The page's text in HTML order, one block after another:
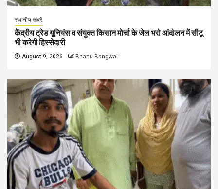
स्थानीय खबरें
केंद्रीय ट्रेड यूनियंस व संयुक्त किसान मोर्चा के जेल भरो आंदोलन में सीटू
भी करेगी हिस्सेदारी
August 9, 2026 Bhanu Bangwal